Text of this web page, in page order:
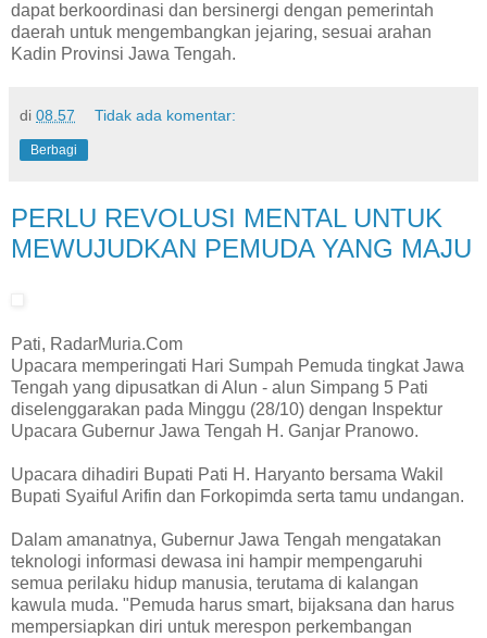
dapat berkoordinasi dan bersinergi dengan pemerintah
daerah untuk mengembangkan jejaring, sesuai arahan
Kadin Provinsi Jawa Tengah.
di 08.57 Tidak ada komentar:
Berbagi
PERLU REVOLUSI MENTAL UNTUK
MEWUJUDKAN PEMUDA YANG MAJU
Pati, RadarMuria.Com
Upacara memperingati Hari Sumpah Pemuda tingkat Jawa
Tengah yang dipusatkan di Alun - alun Simpang 5 Pati
diselenggarakan pada Minggu (28/10) dengan Inspektur
Upacara Gubernur Jawa Tengah H. Ganjar Pranowo.
Upacara dihadiri Bupati Pati H. Haryanto bersama Wakil
Bupati Syaiful Arifin dan Forkopimda serta tamu undangan.
Dalam amanatnya, Gubernur Jawa Tengah mengatakan
teknologi informasi dewasa ini hampir mempengaruhi
semua perilaku hidup manusia, terutama di kalangan
kawula muda. "Pemuda harus smart, bijaksana dan harus
mempersiapkan diri untuk merespon perkembangan